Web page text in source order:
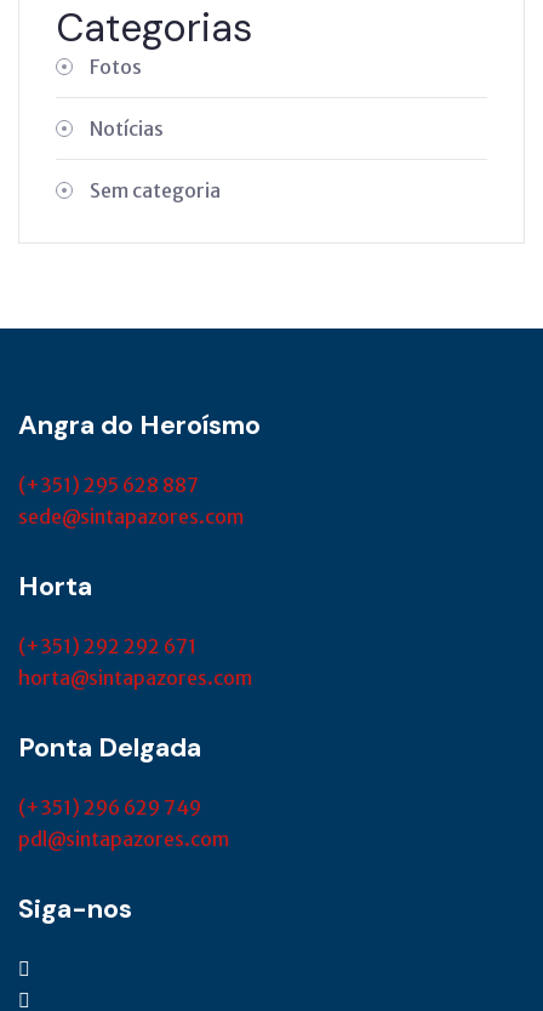
Categorias
Fotos
Notícias
Sem categoria
Angra do Heroísmo
(+351) 295 628 887
sede@sintapazores.com
Horta
(+351) 292 292 671
horta@sintapazores.com
Ponta Delgada
(+351) 296 629 749
pdl@sintapazores.com
Siga-nos